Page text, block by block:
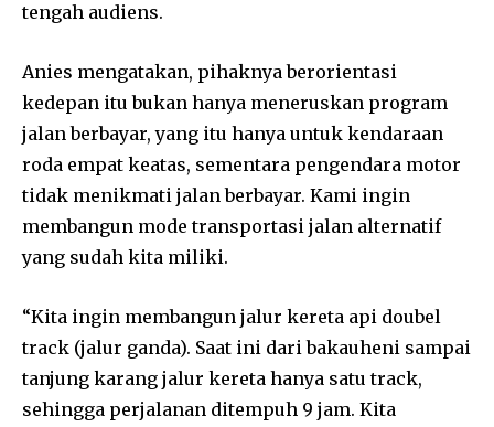
tengah audiens.
Anies mengatakan, pihaknya berorientasi
kedepan itu bukan hanya meneruskan program
jalan berbayar, yang itu hanya untuk kendaraan
roda empat keatas, sementara pengendara motor
tidak menikmati jalan berbayar. Kami ingin
membangun mode transportasi jalan alternatif
yang sudah kita miliki.
“Kita ingin membangun jalur kereta api doubel
track (jalur ganda). Saat ini dari bakauheni sampai
tanjung karang jalur kereta hanya satu track,
sehingga perjalanan ditempuh 9 jam. Kita